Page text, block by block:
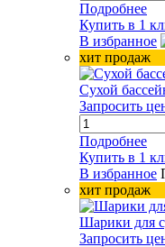
Подробнее
Купить в 1
В избранное
хит продаж
Сухой
Запросить
Подробнее
Купить в 1
В избранное
хит продаж
Шарики для
Запросить